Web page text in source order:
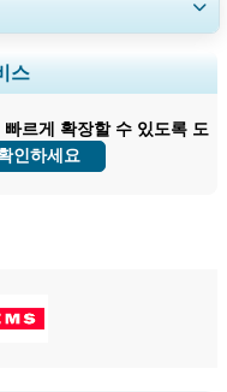
로필, 경쟁 벤치마킹, 및 최
트.
스
르게 확장할 수 있도록 도
인하세요